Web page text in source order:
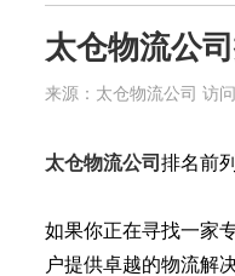
太仓物流公
来源：太仓物流公司 访
太仓物流公司 排名前
如果你正在寻找一家
户提供卓越的物流解